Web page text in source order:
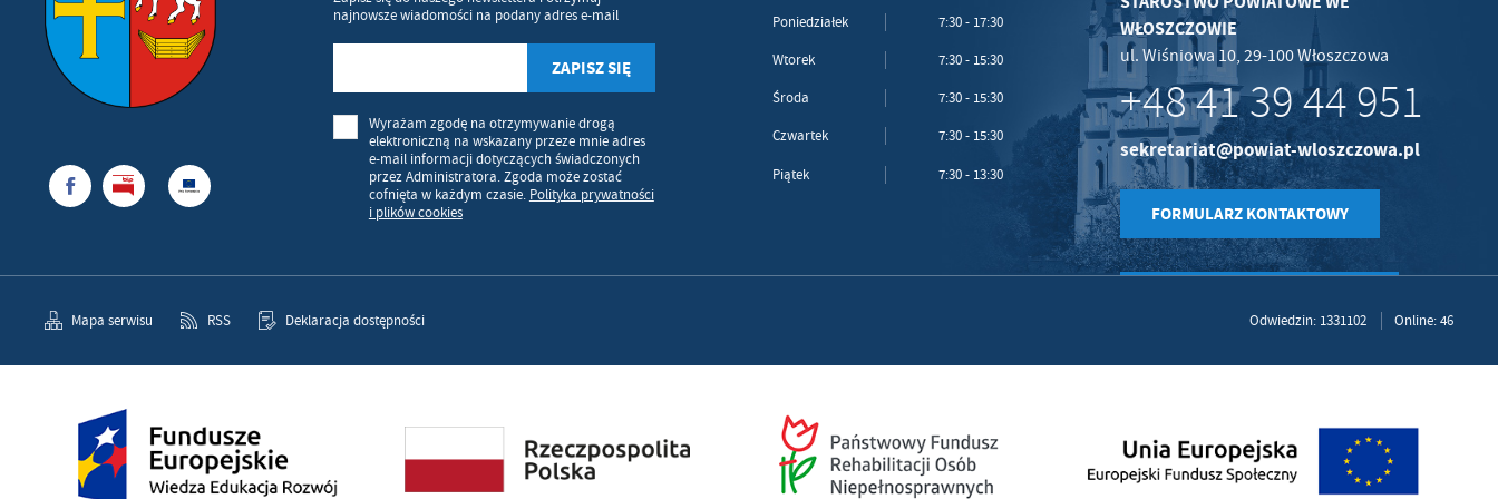
najnowsze wiadomości na podany adres e-mail
Wyrażam zgodę na otrzymywanie drogą
elektroniczną na wskazany przeze mnie adres
e-mail informacji dotyczących świadczonych
przez Administratora. Zgoda może zostać
cofnięta w każdym czasie. Polityka prywatności
i plików cookies
Poniedziałek 7:30 - 17:30
Wtorek 7:30 - 15:30
Środa 7:30 - 15:30
Czwartek 7:30 - 15:30
Piątek 7:30 - 13:30
WŁOSZCZOWIE
ul. Wiśniowa 10, 29-100 Włoszczowa
+48 41 39 44 951
sekretariat@powiat-wloszczowa.pl
FORMULARZ KONTAKTOWY
Mapa serwisu RSS Deklaracja dostępności Odwiedzin: 1331102 Online: 46